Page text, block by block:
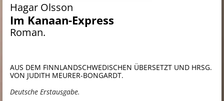
Hagar Olsson
Im Kanaan-Express
Roman.
AUS DEM FINNLANDSCHWEDISCHEN ÜBERSETZT UND HRSG.
VON JUDITH MEURER-BONGARDT.
Deutsche Erstausgabe.